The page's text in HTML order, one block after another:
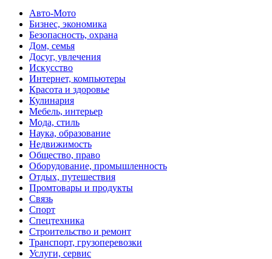
Авто-Мото
Бизнес, экономика
Безопасность, охрана
Дом, семья
Досуг, увлечения
Искусство
Интернет, компьютеры
Красота и здоровье
Кулинария
Мебель, интерьер
Мода, стиль
Наука, образование
Недвижимость
Общество, право
Оборудование, промышленность
Отдых, путешествия
Промтовары и продукты
Связь
Спорт
Спецтехника
Строительство и ремонт
Транспорт, грузоперевозки
Услуги, сервис